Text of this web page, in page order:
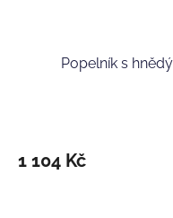
Popelník s
1 104 Kč